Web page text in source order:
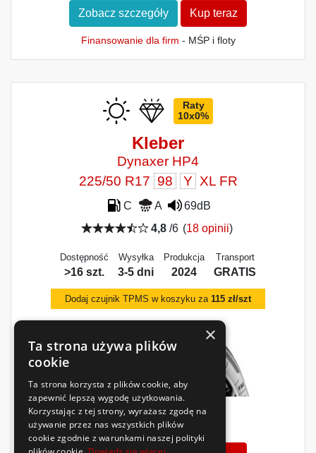
Zobacz szczegóły Kup teraz
Finansowanie dla firm - MŚP i floty
Raty
10x0%
Kleber
Dynaxer HP4
225/50 R17 98 Y XL FR
C A
69dB
4,8/6 (18 opinii)
Dostępność
>16 szt.
Wysyłka
3-5 dni
Produkcja
2024
Transport
GRATIS
Dodaj czujnik TPMS w koszyku za 115 zł/szt
620 zł/szt.
×
Ta strona używa plików
cookie
Ta strona korzysta z plików cookie, aby
zapewnić lepszą wygodę użytkowania.
Korzystając z tej strony, wyrażasz zgodę na
używanie przez nas wszystkich plików
cookie zgodnie z warunkami naszej polityki